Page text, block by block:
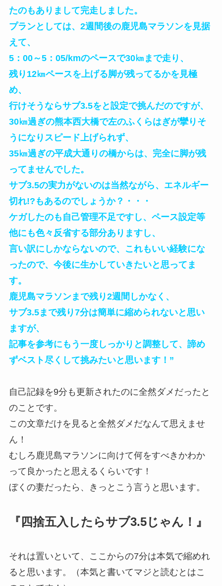
たのもありまして完走しました。
プランとしては、2週間後の鹿児島マラソンを見据
えて、
5：00～5：05/kmのペースで30㎞まで走り、
残り12㎞ペースを上げる脚が残ってるかを見極
め、
行けそうならサブ3.5をと設定で挑んだのですが、
30㎞過ぎの熊本西大橋で左のふくらはぎが攣りそ
うになりスピード上げられず、
35㎞過ぎの平成大通りの橋からは、完全に脚が残
ってませんでした。
サブ3.5の実力がないのは当然ながら、エネルギー
切れ!?もあるのでしょうか？・・・
ケガしたのも自己管理不足ですし、ペース設定等
他にも色々反省する部分ありますし、
言い訳にしかならないので、これもいい経験にな
ったので、今後に生かしていきたいと思ってま
す。
鹿児島マラソンまで残り2週間しかなく、
サブ3.5まで残り7分は簡単に縮められないと思い
ますが、
記事を参考にもう一度しっかりと調整して、諦め
ずベスト尽くして挑みたいと思います！”
自己記録を9分も更新されたのに全然ダメだったと
のことです。
この文章だけを見ると全然ダメだなんて思えませ
ん！
むしろ鹿児島マラソンに向けて何をすべきかわか
って良かったと思えるくらいです！
ぼくの妻だったら、きっとこう言うと思います。
『四捨五入したらサブ3.5じゃん！』
それは置いといて、ここからの7分は本気で縮めれ
ると思います。（本気と書いてマジと読むとはこ